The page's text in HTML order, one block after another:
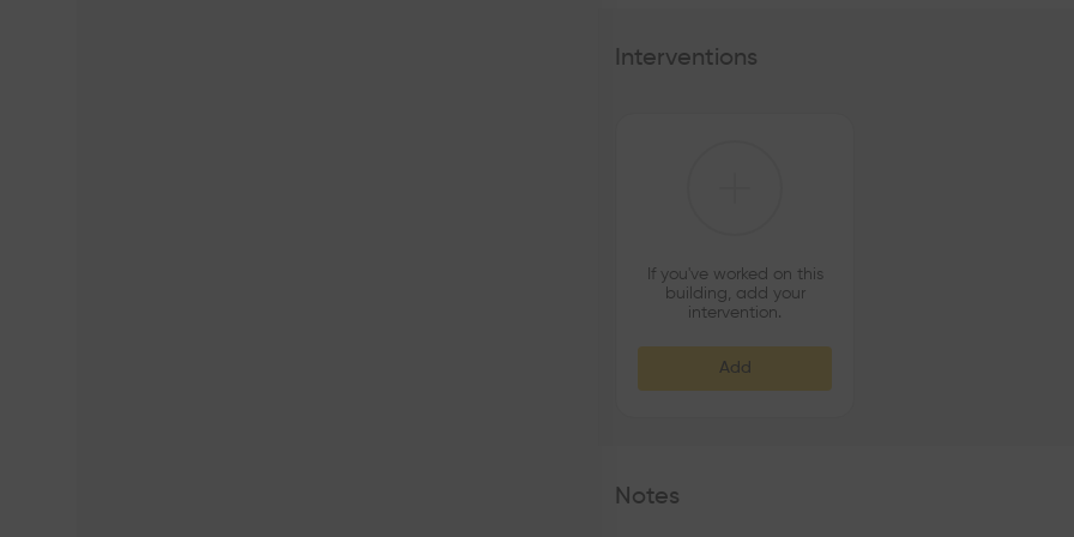
Interventions
If you've worked on this
building, add your
intervention.
Add
Notes